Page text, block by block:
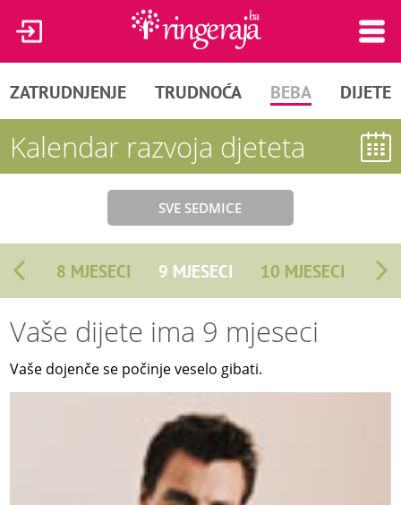
ZATRUDNJENJE TRUDNOĆA BEBA DIJETE
Kalendar razvoja djeteta
SVE SEDMICE
8 MJESECI 9 MJESECI 10 MJESECI
Vaše dijete ima 9 mjeseci
Vaše dojenče se počinje veselo gibati.